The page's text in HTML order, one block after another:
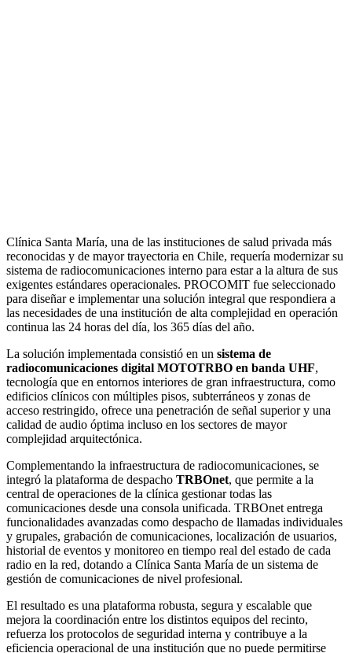
Clínica Santa María, una de las instituciones de salud privada más
reconocidas y de mayor trayectoria en Chile, requería modernizar su
sistema de radiocomunicaciones interno para estar a la altura de sus
exigentes estándares operacionales. PROCOMIT fue seleccionado
para diseñar e implementar una solución integral que respondiera a
las necesidades de una institución de alta complejidad en operación
continua las 24 horas del día, los 365 días del año.
La solución implementada consistió en un sistema de
radiocomunicaciones digital MOTOTRBO en banda UHF,
tecnología que en entornos interiores de gran infraestructura, como
edificios clínicos con múltiples pisos, subterráneos y zonas de
acceso restringido, ofrece una penetración de señal superior y una
calidad de audio óptima incluso en los sectores de mayor
complejidad arquitectónica.
Complementando la infraestructura de radiocomunicaciones, se
integró la plataforma de despacho TRBOnet, que permite a la
central de operaciones de la clínica gestionar todas las
comunicaciones desde una consola unificada. TRBOnet entrega
funcionalidades avanzadas como despacho de llamadas individuales
y grupales, grabación de comunicaciones, localización de usuarios,
historial de eventos y monitoreo en tiempo real del estado de cada
radio en la red, dotando a Clínica Santa María de un sistema de
gestión de comunicaciones de nivel profesional.
El resultado es una plataforma robusta, segura y escalable que
mejora la coordinación entre los distintos equipos del recinto,
refuerza los protocolos de seguridad interna y contribuye a la
eficiencia operacional de una institución que no puede permitirse